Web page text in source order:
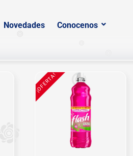
Novedades Conocenos
¡OFERTA!